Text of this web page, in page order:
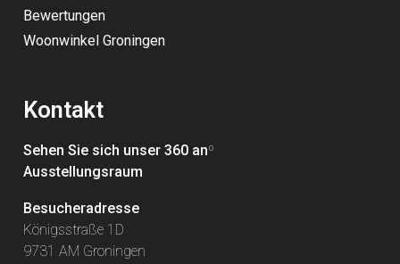
Bewertungen
Woonwinkel Groningen
Kontakt
Sehen Sie sich unser 360 anº
Ausstellungsraum
Besucheradresse
Königsstraße 1D
9731 AM Groningen